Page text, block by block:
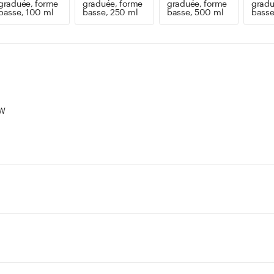
forme
100 ml
graduée, forme
basse, 250 ml
graduée, forme
basse, 500 ml